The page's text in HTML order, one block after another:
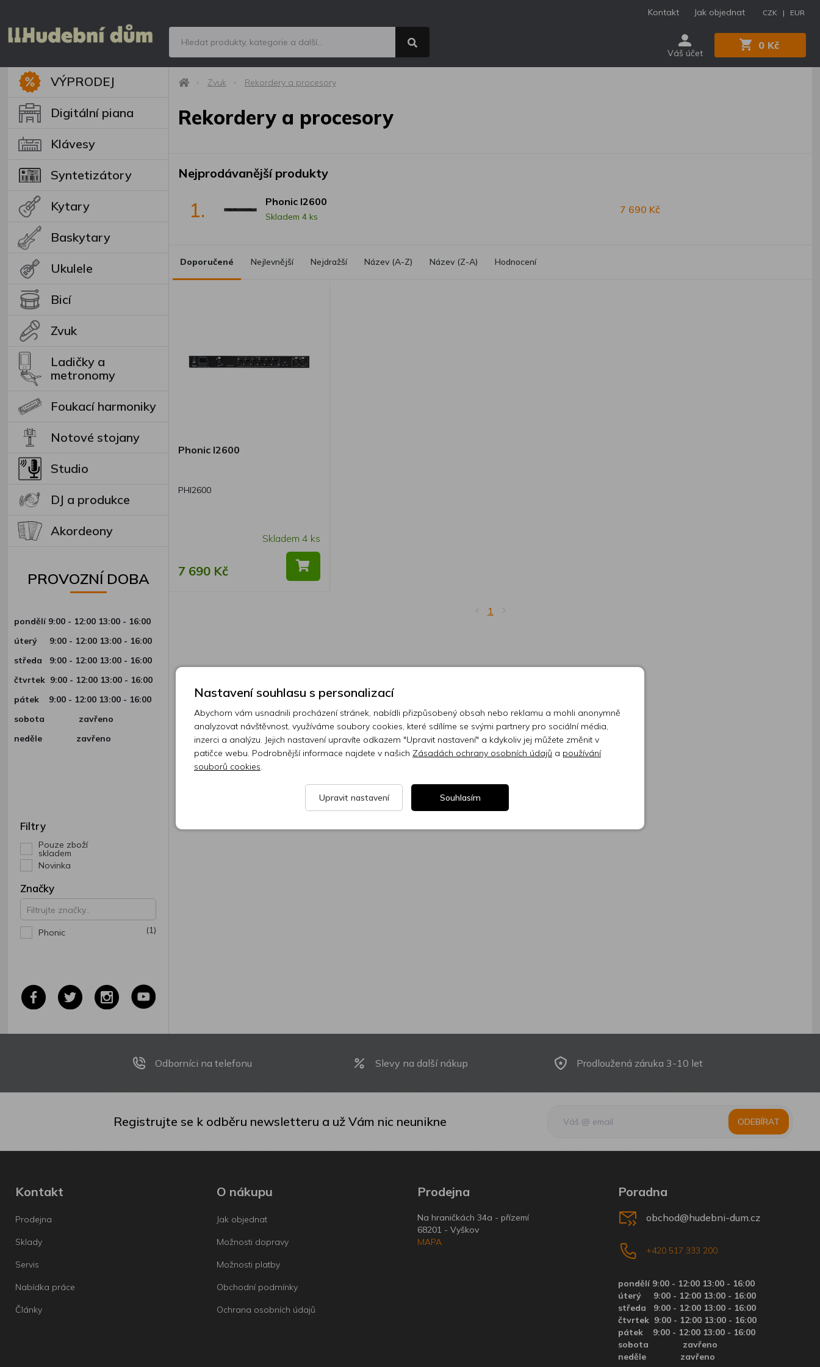
Kontakt Jak objednat CZK | EUR
Váš účet
0 Kč
VÝPRODEJ
Digitální piana
Klávesy
Syntetizátory
Kytary
Baskytary
Ukulele
Bicí
Zvuk
Ladičky a
metronomy
Foukací harmoniky
Notové stojany
Studio
DJ a produkce
Akordeony
PROVOZNÍ DOBA
pondělí 9:00 - 12:00 13:00 - 16:00
úterý 9:00 - 12:00 13:00 - 16:00
středa 9:00 - 12:00 13:00 - 16:00
čtvrtek 9:00 - 12:00 13:00 - 16:00
pátek 9:00 - 12:00 13:00 - 16:00
sobota zavřeno
neděle zavřeno
Filtry
Pouze zboží
skladem
Novinka
Značky
Phonic (1)
Zvuk Rekordery a procesory
Rekordery a procesory
Nejprodávanější produkty
1. Phonic I2600
Skladem 4 ks
7 690 Kč
Doporučené Nejlevnější Nejdražší Název (A-Z) Název (Z-A) Hodnocení
Phonic I2600
PHI2600
Skladem 4 ks
7 690 Kč
1
Odborníci na telefonu Slevy na další nákup Prodloužená záruka 3-10 let
Registrujte se k odběru newsletteru a už Vám nic neunikne ODEBÍRAT
Kontakt
Prodejna
Sklady
Servis
Nabídka práce
Články
O nákupu
Jak objednat
Možnosti dopravy
Možnosti platby
Obchodní podmínky
Ochrana osobních údajů
Prodejna
Na hraničkách 34a - přízemí
68201 - Vyškov
MAPA
Poradna
obchod@hudebni-dum.cz
+420 517 333 200
pondělí 9:00 - 12:00 13:00 - 16:00
úterý 9:00 - 12:00 13:00 - 16:00
středa 9:00 - 12:00 13:00 - 16:00
čtvrtek 9:00 - 12:00 13:00 - 16:00
pátek 9:00 - 12:00 13:00 - 16:00
sobota zavřeno
neděle zavřeno
Nastavení souhlasu s personalizací
Abychom vám usnadnili procházení stránek, nabídli přizpůsobený obsah nebo reklamu a mohli anonymně
analyzovat návštěvnost, využíváme soubory cookies, které sdílíme se svými partnery pro sociální média,
inzerci a analýzu. Jejich nastavení upravíte odkazem "Upravit nastavení" a kdykoliv jej můžete změnit v
patičce webu. Podrobnější informace najdete v našich Zásadách ochrany osobních údajů a používání
souborů cookies
Upravit nastavení Souhlasím